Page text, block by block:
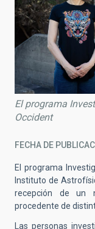
El programa
Occident
FECHA DE
El programa
Instituto de
recepción de un
procedente de
Las personas